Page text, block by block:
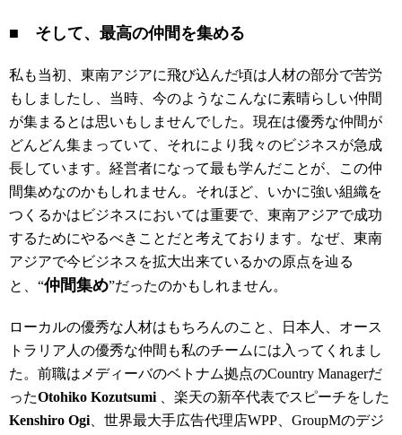
■ そして、最高の仲間を集める
私も当初、東南アジアに飛び込んだ頃は人材の部分で苦労
もしましたし、当時、今のようなこんなに素晴らしい仲間
が集まるとは思いもしませんでした。現在は優秀な仲間が
どんどん集まっていて、それにより我々のビジネスが急成
長しています。経営者になって最も学んだことが、この仲
間集めなのかもしれません。それほど、いかに強い組織を
つくるかはビジネスにおいては重要で、東南アジアで成功
するためにやるべきことだと考えております。なぜ、東南
アジアで今ビジネスを拡大出来ているかの原点を辿る
と、“仲間集め”だったのかもしれません。
ローカルの優秀な人材はもちろんのこと、日本人、オース
トラリア人の優秀な仲間も私のチームには入ってくれまし
た。前職はメディーバのベトナム拠点のCountry Managerだ
ったOtohiko Kozutsumi 、楽天の新卒代表でスピーチをした
Kenshiro Ogi 、世界最大手広告代理店WPP、GroupMのデジ